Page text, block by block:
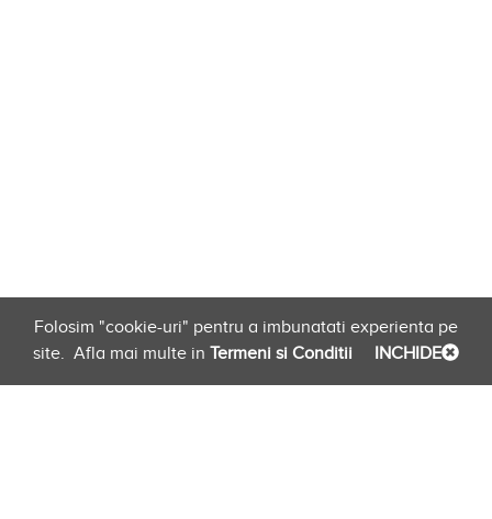
Folosim "cookie-uri" pentru a imbunatati experienta pe
site. Afla mai multe in Termeni si Conditii INCHIDE